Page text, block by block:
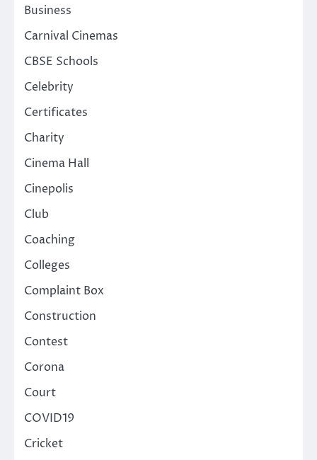
Business
Carnival Cinemas
CBSE Schools
Celebrity
Certificates
Charity
Cinema Hall
Cinepolis
Club
Coaching
Colleges
Complaint Box
Construction
Contest
Corona
Court
COVID19
Cricket